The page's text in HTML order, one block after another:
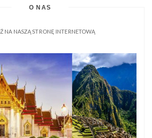
O NAS
NA NASZĄ STRONĘ INTERNETOWĄ